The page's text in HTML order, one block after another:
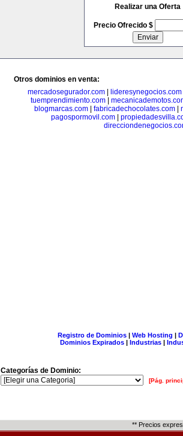
Realizar una Oferta
Precio Ofrecido $
Otros dominios en venta:
mercadosegurador.com
lideresynegocios.com
tuemprendimiento.com
blogmarcas.com
fabricadechocolates.com
pagospormovil.com
Registro de Dominios| Web Hosting |
Dominios Expirados | Industrias |
Categorías de Dominio:
[Pág.
** Precios